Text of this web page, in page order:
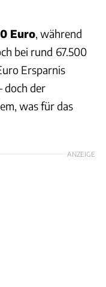
Euro, während
bei rund 67.500
Ersparnis
doch der
was für das
ANZEIGE